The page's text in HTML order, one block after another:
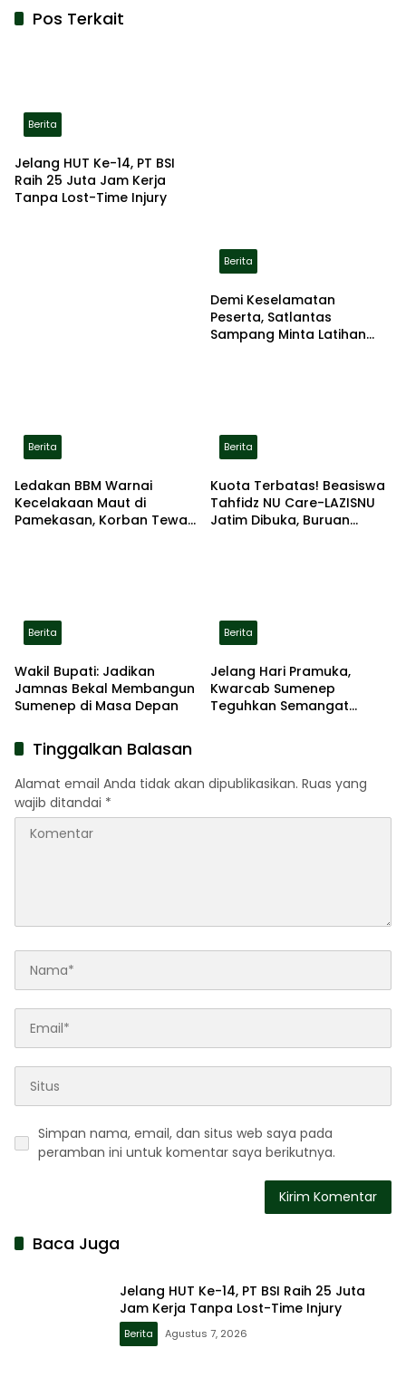
Pos Terkait
Berita
Jelang HUT Ke-14, PT BSI
Raih 25 Juta Jam Kerja
Tanpa Lost-Time Injury
Berita
Demi Keselamatan
Peserta, Satlantas
Sampang Minta Latihan
Berita
Ledakan BBM Warnai
Kecelakaan Maut di
Pamekasan, Korban Tewas
Berita
Kuota Terbatas! Beasiswa
Tahfidz NU Care-LAZISNU
Jatim Dibuka, Buruan
Berita
Wakil Bupati: Jadikan
Jamnas Bekal Membangun
Sumenep di Masa Depan
Berita
Jelang Hari Pramuka,
Kwarcab Sumenep
Teguhkan Semangat
Tinggalkan Balasan
Alamat email Anda tidak akan dipublikasikan. Ruas yang
wajib ditandai *
Simpan nama, email, dan situs web saya pada
peramban ini untuk komentar saya berikutnya.
Baca Juga
Jelang HUT Ke-14, PT BSI Raih 25 Juta
Jam Kerja Tanpa Lost-Time Injury
Berita Agustus 7, 2026